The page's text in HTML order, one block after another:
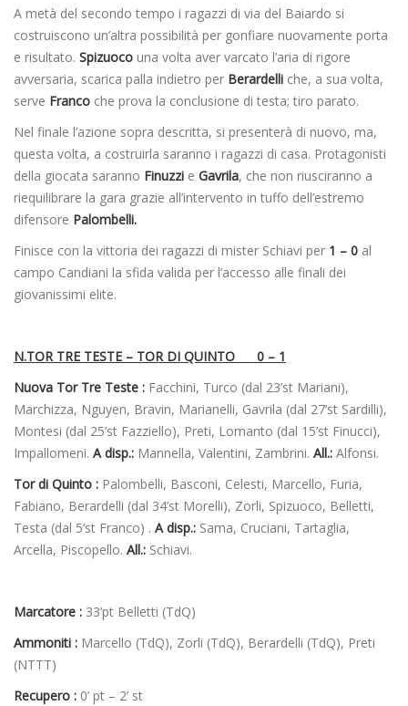
A metà del secondo tempo i ragazzi di via del Baiardo si
costruiscono un’altra possibilità per gonfiare nuovamente porta
e risultato. Spizuoco una volta aver varcato l’aria di rigore
avversaria, scarica palla indietro per Berardelli che, a sua volta,
serve Franco che prova la conclusione di testa; tiro parato.
Nel finale l’azione sopra descritta, si presenterà di nuovo, ma,
questa volta, a costruirla saranno i ragazzi di casa. Protagonisti
della giocata saranno Finuzzi e Gavrila, che non riusciranno a
riequilibrare la gara grazie all’intervento in tuffo dell’estremo
difensore Palombelli.
Finisce con la vittoria dei ragazzi di mister Schiavi per 1 – 0 al
campo Candiani la sfida valida per l’accesso alle finali dei
giovanissimi elite.
N.TOR TRE TESTE – TOR DI QUINTO 0 – 1
Nuova Tor Tre Teste : Facchini, Turco (dal 23’st Mariani),
Marchizza, Nguyen, Bravin, Marianelli, Gavrila (dal 27’st Sardilli),
Montesi (dal 25’st Fazziello), Preti, Lomanto (dal 15’st Finucci),
Impallomeni. A disp.: Mannella, Valentini, Zambrini. All.: Alfonsi.
Tor di Quinto : Palombelli, Basconi, Celesti, Marcello, Furia,
Fabiano, Berardelli (dal 34’st Morelli), Zorli, Spizuoco, Belletti,
Testa (dal 5’st Franco) . A disp.: Sama, Cruciani, Tartaglia,
Arcella, Piscopello. All.: Schiavi.
Marcatore : 33’pt Belletti (TdQ)
Ammoniti : Marcello (TdQ), Zorli (TdQ), Berardelli (TdQ), Preti
(NTTT)
Recupero : 0’ pt – 2’ st